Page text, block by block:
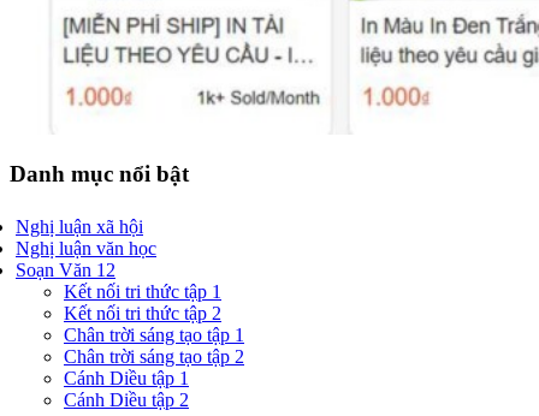
Danh mục nổi bật
Nghị luận xã hội
Nghị luận văn học
Soạn Văn 12
Kết nối tri thức tập 1
Kết nối tri thức tập 2
Chân trời sáng tạo tập 1
Chân trời sáng tạo tập 2
Cánh Diều tập 1
Cánh Diều tập 2